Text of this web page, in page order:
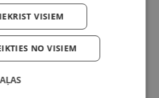
VISIEM
NO VISIEM